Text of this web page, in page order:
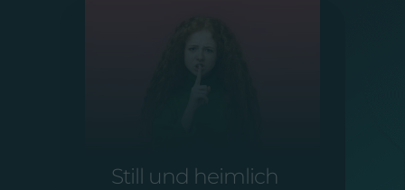
Still und heimlich